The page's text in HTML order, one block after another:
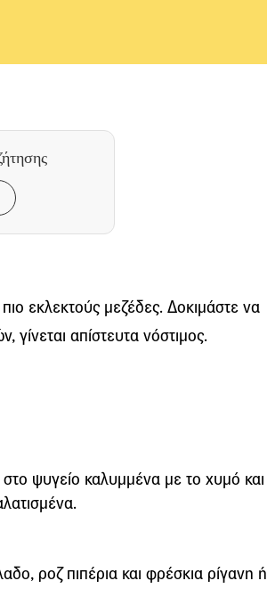
εκλεκτούς μεζέδες. Δοκιμάστε να
γίνεται απίστευτα νόστιμος.
ψυγείο καλυμμένα με το χυμό και
ροζ πιπέρια και φρέσκια ρίγανη ή